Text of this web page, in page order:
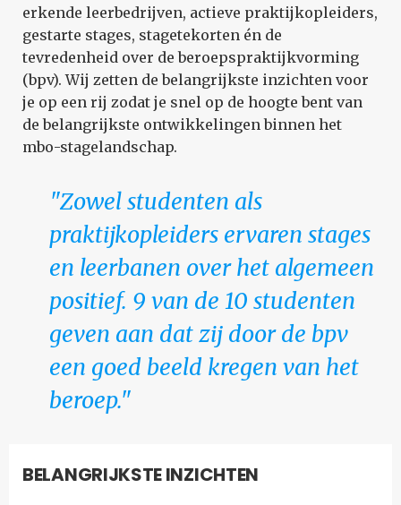
erkende leerbedrijven, actieve praktijkopleiders,
gestarte stages, stagetekorten én de
tevredenheid over de beroepspraktijkvorming
(bpv). Wij zetten de belangrijkste inzichten voor
je op een rij zodat je snel op de hoogte bent van
de belangrijkste ontwikkelingen binnen het
mbo-stagelandschap.
"Zowel studenten als
praktijkopleiders ervaren stages
en leerbanen over het algemeen
positief. 9 van de 10 studenten
geven aan dat zij door de bpv
een goed beeld kregen van het
beroep."
BELANGRIJKSTE INZICHTEN